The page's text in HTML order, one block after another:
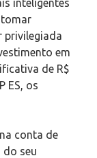
privilegiada
em
de R$
ES, os
conta de
do seu